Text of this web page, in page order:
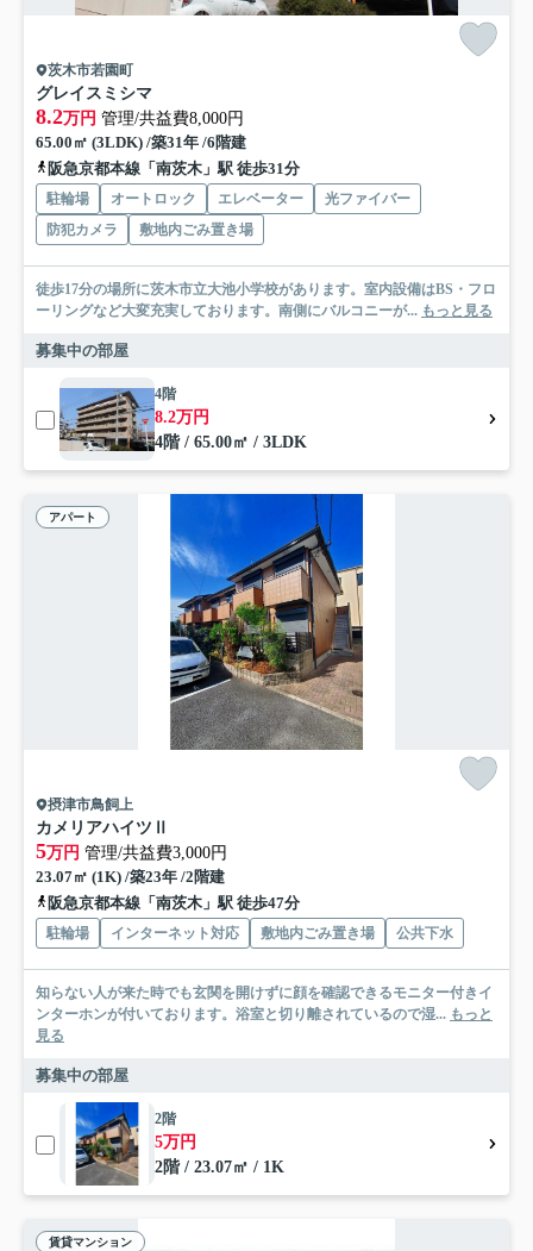
茨木市若園町
グレイスミシマ
8.2万円 管理/共益費8,000円
65.00㎡ (3LDK) /築31年 /6階建
阪急京都本線「南茨木」駅 徒歩31分
駐輪場 オートロック エレベーター
光ファイバー
防犯カメラ
敷地内ごみ置き場
徒歩17分の場所に茨木市立大池小学校があります。室内設備はBS・フロ
ーリングなど大変充実しております。南側にバルコニーが... もっと見る
募集中の部屋
4階
8.2万円
4階 / 65.00㎡ / 3LDK
アパート
摂津市鳥飼上
カメリアハイツⅡ
5万円 管理/共益費3,000円
23.07㎡ (1K) /築23年 /2階建
阪急京都本線「南茨木」駅 徒歩47分
駐輪場 インターネット対応 敷地内ごみ置き場 公共下水
知らない人が来た時でも玄関を開けずに顔を確認できるモニター付きイ
ンターホンが付いております。浴室と切り離されているので湿... もっと
見る
募集中の部屋
2階
5万円
2階 / 23.07㎡ / 1K
賃貸マンション